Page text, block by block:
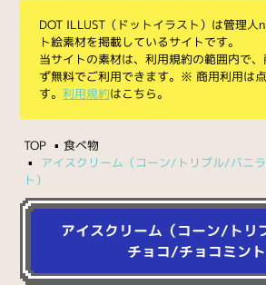
DOT ILLUST（ドットイラスト）は管理人
ト絵素材を掲載しているサイトです。
当サイトの素材は、利用規約の範囲内で
ず無料でご利用できます。※ 商用利用は
す。 利用規約はこちら。
TOP
食べ物
アイスクリーム（コーン/トリプル/バニ
ト）
アイスクリーム（コーン/ト
チョコ/チョコミント